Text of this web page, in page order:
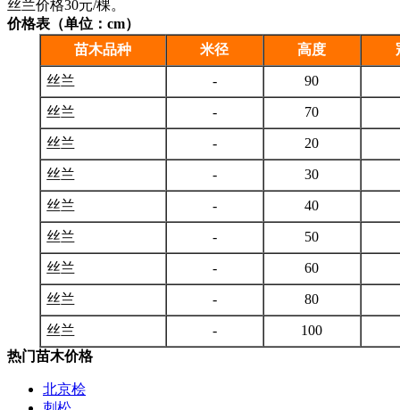
丝兰价格30元/棵。
价格表（单位：cm）
苗木品种
米径 高度
丝兰 - 90
丝兰 - 70
丝兰 - 20
丝兰 - 30
丝兰 - 40
丝兰 - 50
丝兰 - 60
丝兰 - 80
丝兰 - 100
热门苗木价格
北京桧